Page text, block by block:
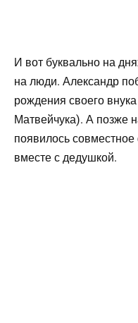
И вот буквально на
на люди. Александр
рождения своего
Матвейчука). А позже
появилось
вместе с дедушкой.